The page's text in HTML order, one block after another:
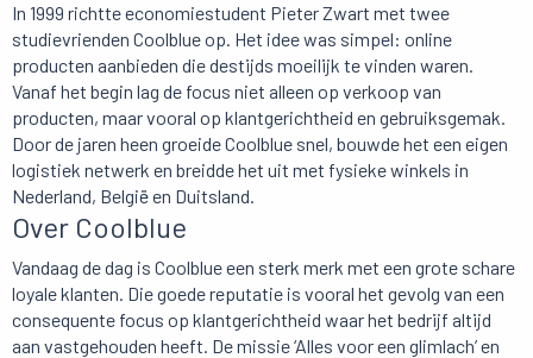
In 1999 richtte economiestudent Pieter Zwart met twee
studievrienden Coolblue op. Het idee was simpel: online
producten aanbieden die destijds moeilijk te vinden waren.
Vanaf het begin lag de focus niet alleen op verkoop van
producten, maar vooral op klantgerichtheid en gebruiksgemak.
Door de jaren heen groeide Coolblue snel, bouwde het een eigen
logistiek netwerk en breidde het uit met fysieke winkels in
Nederland, België en Duitsland.
Over Coolblue
Vandaag de dag is Coolblue een sterk merk met een grote schare
loyale klanten. Die goede reputatie is vooral het gevolg van een
consequente focus op klantgerichtheid waar het bedrijf altijd
aan vastgehouden heeft. De missie ‘Alles voor een glimlach’ en